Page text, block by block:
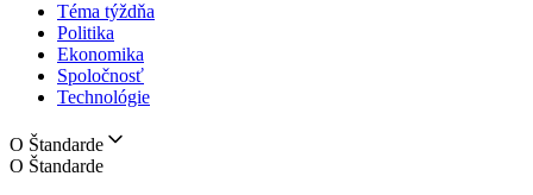
Téma týždňa
Politika
Ekonomika
Spoločnosť
Technológie
O Štandarde
O Štandarde